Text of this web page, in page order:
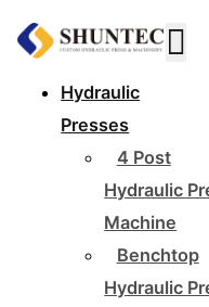
Hydraulic
Presses
4 Post
Hydraulic
Machine
Benchtop
Hydraulic